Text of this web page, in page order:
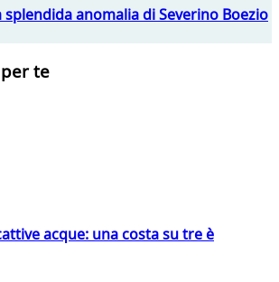
splendida anomalia di Severino Boezio
te
acque: una costa su tre è